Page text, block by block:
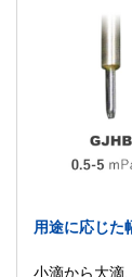
用途に応じた
小滴から大滴